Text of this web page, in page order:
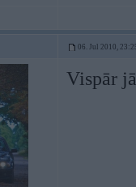
06. Jul 2010,
Vispār